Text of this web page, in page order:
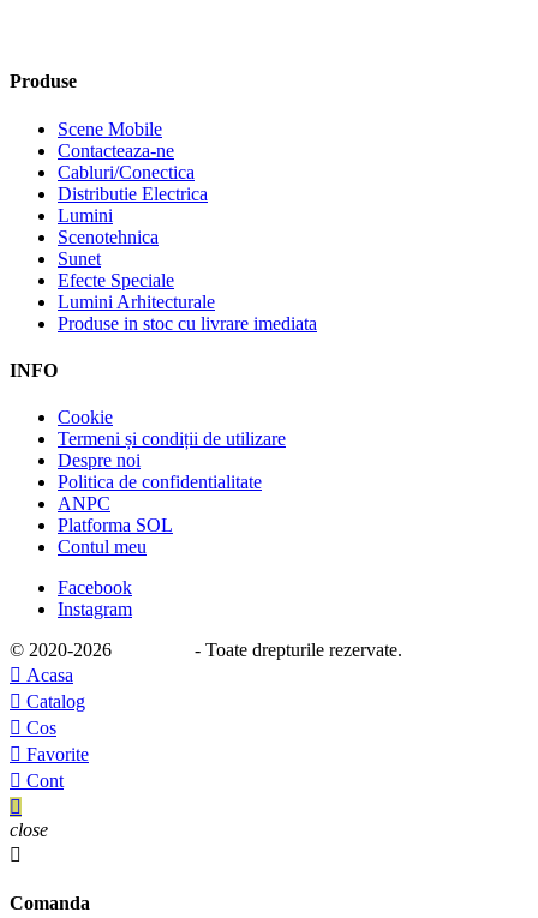
Produse
Scene Mobile
Contacteaza-ne
Cabluri/Conectica
Distributie Electrica
Lumini
Scenotehnica
Sunet
Efecte Speciale
Lumini Arhitecturale
Produse in stoc cu livrare imediata
INFO
Cookie
Termeni și condiții de utilizare
Despre noi
Politica de confidentialitate
ANPC
Platforma SOL
Contul meu
Facebook
Instagram
© 2020-2026
- Toate drepturile rezervate.
 Acasa
 Catalog
 Cos
 Favorite
 Cont

close

Comanda